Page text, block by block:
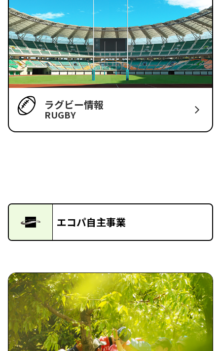
ラグビー情報
RUGBY
エコパ自主事業